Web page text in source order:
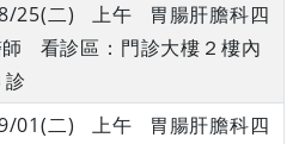
25(二) 上午 胃腸肝膽科四
看診區：門診大樓２樓內
01(二) 上午 胃腸肝膽科四